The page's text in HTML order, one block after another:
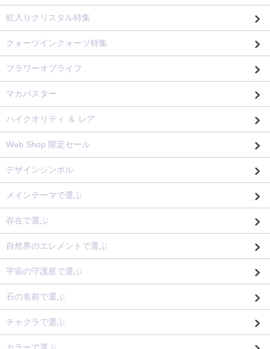
虹入りクリスタル特集
クォーツインクォーツ特集
フラワーオブライフ
マカバスター
ハイクオリティ ＆ レア
Web Shop 限定セール
デザインシンボル
メインテーマで選ぶ
存在で選ぶ
自然界のエレメントで選ぶ
宇宙の守護星で選ぶ
石の名前で選ぶ
チャクラで選ぶ
カラーで選ぶ